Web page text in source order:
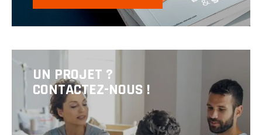
UN PROJET ?
CONTACTEZ-NOUS !